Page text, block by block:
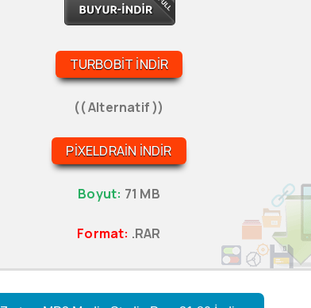
TURBOBIT İNDIR
(( Alternatif ))
PIXELDRAIN İNDIR
Boyut: 71 MB
Format: .RAR